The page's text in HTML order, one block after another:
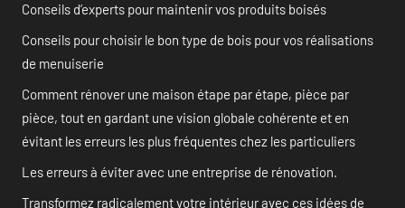
Conseils d’experts pour maintenir vos produits boisés
Conseils pour choisir le bon type de bois pour vos réalisations
de menuiserie
Comment rénover une maison étape par étape, pièce par
pièce, tout en gardant une vision globale cohérente et en
évitant les erreurs les plus fréquentes chez les particuliers
Les erreurs à éviter avec une entreprise de rénovation.
Transformez radicalement votre intérieur avec ces idées de